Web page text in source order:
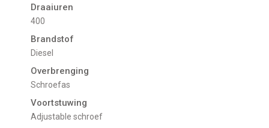
Draaiuren
400
Brandstof
Diesel
Overbrenging
Schroefas
Voortstuwing
adjustable schroef